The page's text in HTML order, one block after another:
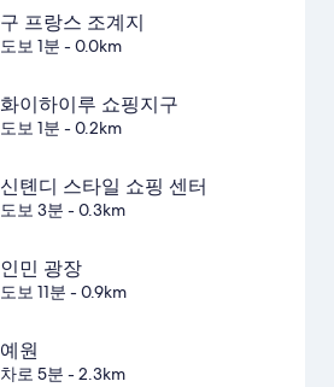
구 프랑스 조계지
도보 1분 - 0.0km
화이하이루 쇼핑지구
도보 1분 - 0.2km
신톈디 스타일 쇼핑 센터
도보 3분 - 0.3km
인민 광장
도보 11분 - 0.9km
예원
차로 5분 - 2.3km